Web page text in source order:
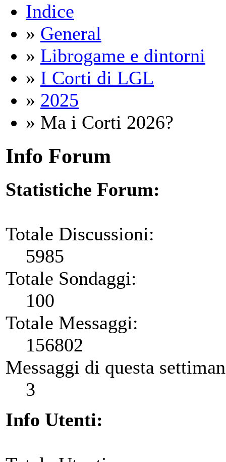
Indice
» General
» Librogame e dintorni
» I Corti di LGL
» 2025
» Ma i Corti 2026?
Info Forum
Statistiche Forum:
Totale Discussioni:
5985
Totale Sondaggi:
100
Totale Messaggi:
156802
Messaggi di questa
3
Info Utenti: